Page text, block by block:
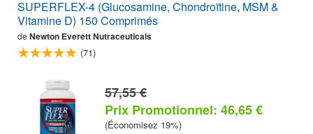
SUPERFLEX-4 (Glucosamine, Chondroïtine, MSM &
Vitamine D) 150 Comprimés
de Newton Everett Nutraceuticals
(71)
57,55 €
Prix Promotionnel: 46,65 €
(Économisez 19%)